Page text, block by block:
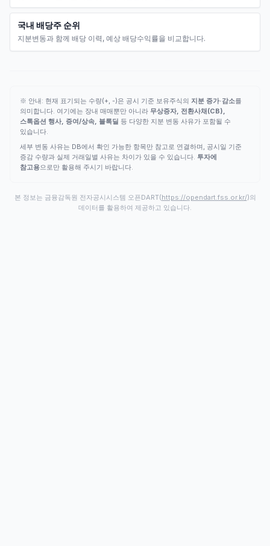
국내 배당주 순위
지분변동과 함께 배당 이력, 예상 배당수익률을 비교합니다.
※ 안내: 현재 표기되는 수량(+, -)은 공시 기준 보유주식의 지분 증가·감소를
의미합니다. 여기에는 장내 매매뿐만 아니라 무상증자, 전환사채(CB),
스톡옵션 행사, 증여/상속, 블록딜 등 다양한 지분 변동 사유가 포함될 수
있습니다.
세부 변동 사유는 DB에서 확인 가능한 항목만 참고로 연결하며, 공시일 기준
증감 수량과 실제 거래일별 사유는 차이가 있을 수 있습니다. 투자에
참고용으로만 활용해 주시기 바랍니다.
본 정보는 금융감독원 전자공시시스템 오픈DART(https://opendart.fss.or.kr/)의
데이터를 활용하여 제공하고 있습니다.